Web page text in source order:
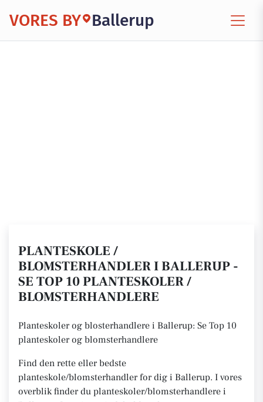
VORES BY Ballerup
PLANTESKOLE /
BLOMSTERHANDLER I BALLERUP -
SE TOP 10 PLANTESKOLER /
BLOMSTERHANDLERE
Planteskoler og blosterhandlere i Ballerup: Se Top 10
planteskoler og blomsterhandlere
Find den rette eller bedste
planteskole/blomsterhandler for dig i Ballerup. I vores
overblik finder du planteskoler/blomsterhandlere i